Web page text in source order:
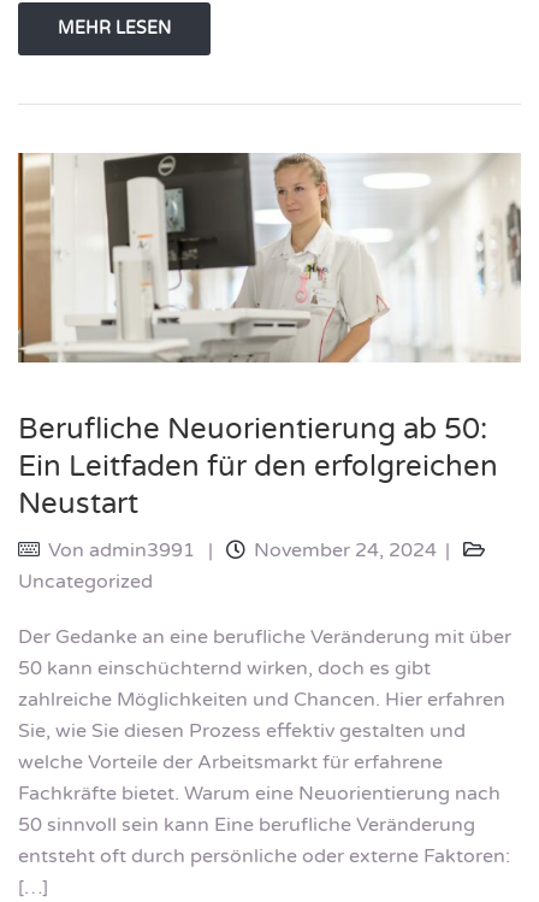
MEHR LESEN
Berufliche Neuorientierung ab 50:
Ein Leitfaden für den erfolgreichen
Neustart
Von admin3991
November 24, 2024
Uncategorized
Der Gedanke an eine berufliche Veränderung mit über
50 kann einschüchternd wirken, doch es gibt
zahlreiche Möglichkeiten und Chancen. Hier erfahren
Sie, wie Sie diesen Prozess effektiv gestalten und
welche Vorteile der Arbeitsmarkt für erfahrene
Fachkräfte bietet. Warum eine Neuorientierung nach
50 sinnvoll sein kann Eine berufliche Veränderung
entsteht oft durch persönliche oder externe Faktoren:
[…]